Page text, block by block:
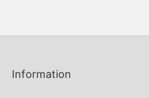
Information